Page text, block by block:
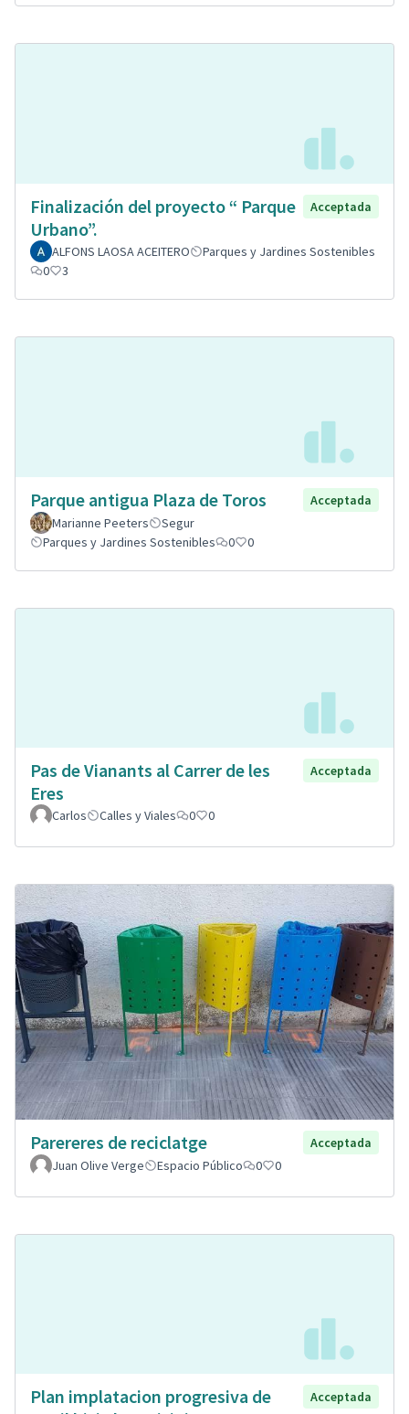
Finalización del proyecto “ Parque
Urbano”.
Acceptada
ALFONS LAOSA ACEITERO
Parques y Jardines Sostenibles
0
3
Parque antigua Plaza de Toros
Acceptada
Marianne Peeters
Segur
Parques y Jardines Sostenibles
0 0
Pas de Vianants al Carrer de les
Eres
Acceptada
Carlos Calles y Viales 0 0
Parereres de reciclatge
Acceptada
Juan Olive Verge
Espacio Público 0 0
Plan implatacion progresiva de
Acceptada